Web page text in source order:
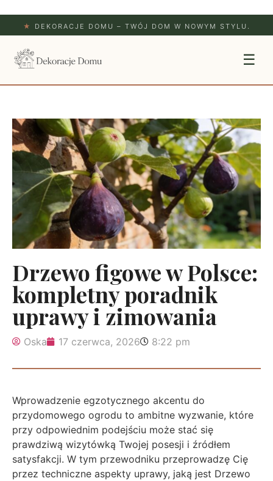
★ DEKORACJE DOMU – TWÓJ DOM W NOWYM STYLU.
☰
Drzewo figowe w Polsce:
kompletny poradnik
uprawy i zimowania
Oska 17 czerwca, 2026 8:22 pm
Wprowadzenie egzotycznego akcentu do
przydomowego ogrodu to ambitne wyzwanie, które
przy odpowiednim podejściu może stać się
prawdziwą wizytówką Twojej posesji i źródłem
satysfakcji. W tym przewodniku przeprowadzę Cię
przez techniczne aspekty uprawy, jaką jest Drzewo